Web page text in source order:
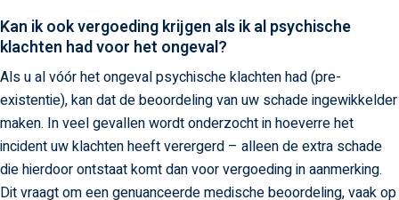
Kan ik ook vergoeding krijgen als ik al psychische
klachten had voor het ongeval?
Als u al vóór het ongeval psychische klachten had (pre-
existentie), kan dat de beoordeling van uw schade ingewikkelder
maken. In veel gevallen wordt onderzocht in hoeverre het
incident uw klachten heeft verergerd – alleen de extra schade
die hierdoor ontstaat komt dan voor vergoeding in aanmerking.
Dit vraagt om een genuanceerde medische beoordeling, vaak op